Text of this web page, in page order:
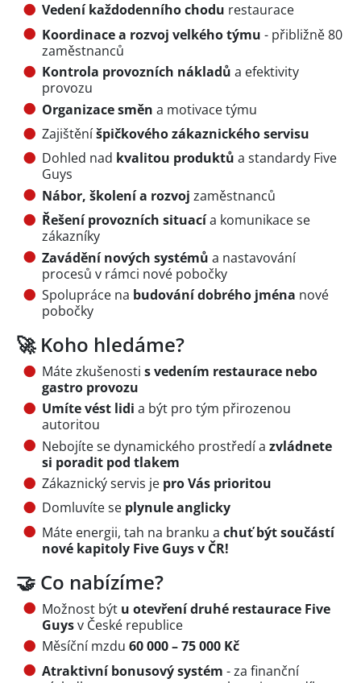
Vedení každodenního chodu restaurace
Koordinace a rozvoj velkého týmu - přibližně 80
zaměstnanců
Kontrola provozních nákladů a efektivity
provozu
Organizace směn a motivace týmu
Zajištěníšpičkového zákaznického servisu
Dohled nad kvalitou produktů a standardy Five
Guys
Nábor, školení a rozvoj zaměstnanců
Řešení provozních situacía komunikace se
zákazníky
Zavádění nových systémů a nastavování
procesů v rámci nové pobočky
Spolupráce na budování dobrého jména nové
pobočky
🚀 Koho hledáme?
Máte zkušenosti s vedením restaurace nebo
gastro provozu
Umíte vést lidi a být pro tým přirozenou
autoritou
Nebojíte se dynamického prostředí a zvládnete
si poradit pod tlakem
Zákaznický servis je pro Vás prioritou
Domluvíte se plynule anglicky
Máte energii, tah na branku a chuť být součástí
nové kapitoly Five Guys v ČR!
🤝 Co nabízíme?
Možnost být u otevření druhé restaurace Five
Guysv České republice
Měsíční mzdu 60 000 – 75 000 Kč
Atraktivní bonusový systém - za finanční